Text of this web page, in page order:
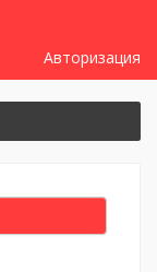
Авторизация